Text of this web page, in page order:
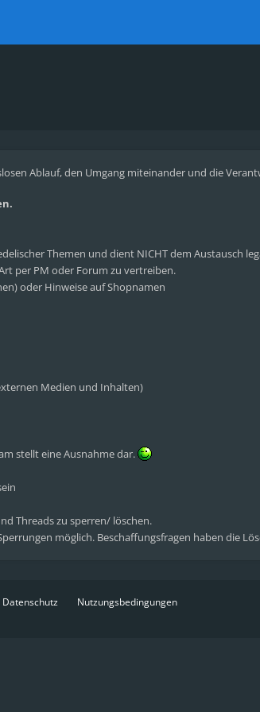
Ablauf, den Umgang miteinander und die
Themen und dient NICHT dem Austausch
per PM oder Forum zu vertreiben.
oder Hinweise auf Shopnamen
Medien und Inhalten)
stellt eine Ausnahme dar.
Threads zu sperren/ löschen.
möglich. Beschaffungsfragen haben die
Datenschutz Nutzungsbedingungen